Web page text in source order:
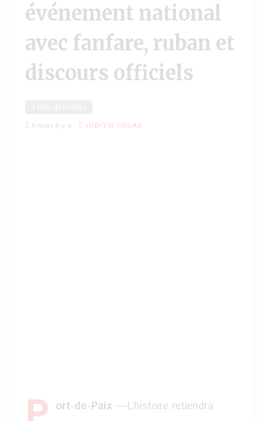
événement national
avec fanfare, ruban et
discours officiels
6 mois il y a JUDITH COLAS
ort-de-Paix —L’histoire retiendra